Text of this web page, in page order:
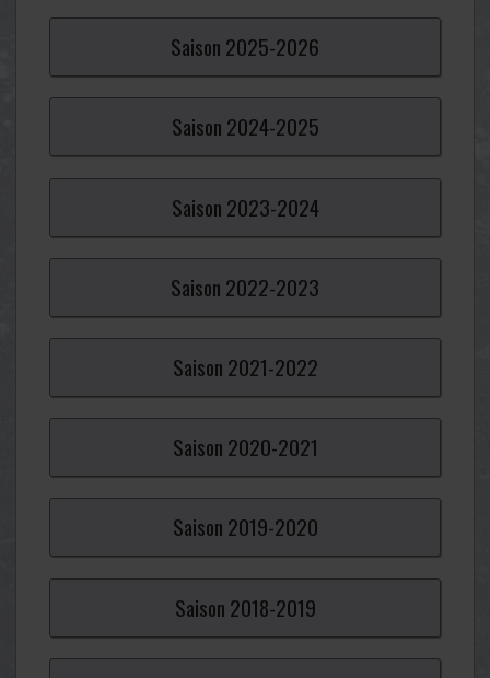
Saison 2025-2026
Saison 2024-2025
Saison 2023-2024
Saison 2022-2023
Saison 2021-2022
Saison 2020-2021
Saison 2019-2020
Saison 2018-2019